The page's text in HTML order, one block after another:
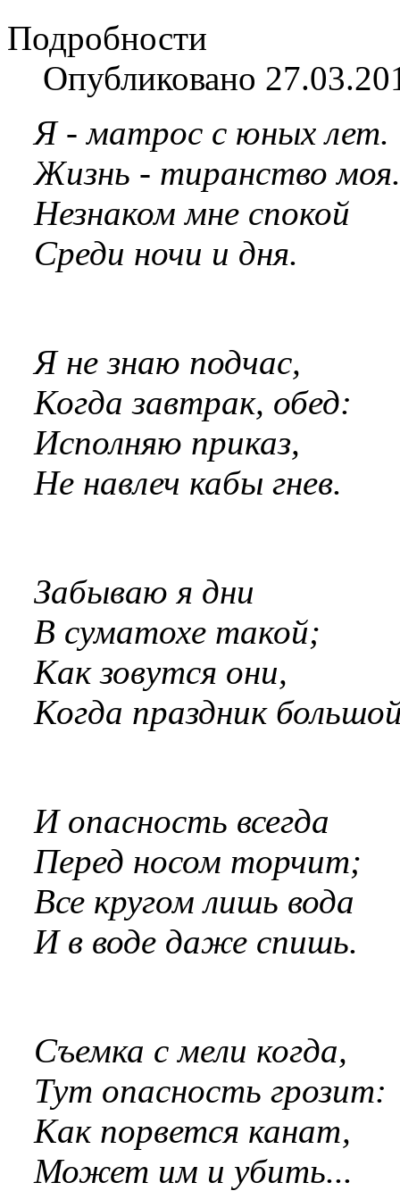
Подробности
Опубликовано
Я - матрос с юных лет.
Жизнь - тиранство моя.
Незнаком мне спокой
Среди ночи и дня.
Я не знаю подчас,
Когда завтрак, обед:
Исполняю приказ,
Не навлеч кабы гнев.
Забываю я дни
В суматохе такой;
Как зовутся они,
Когда праздник
И опасность всегда
Перед носом торчит;
Все кругом лишь вода
И в воде даже спишь.
Съемка с мели когда,
Тут опасность грозит:
Как порвется канат,
Может им и убить...